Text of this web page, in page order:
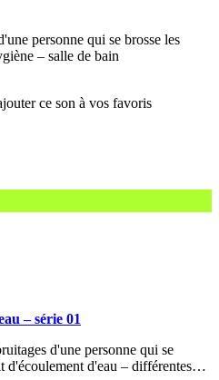
personne qui se brosse les
– salle de bain
– série 01
d'une personne qui se
d'écoulement d'eau – différentes…